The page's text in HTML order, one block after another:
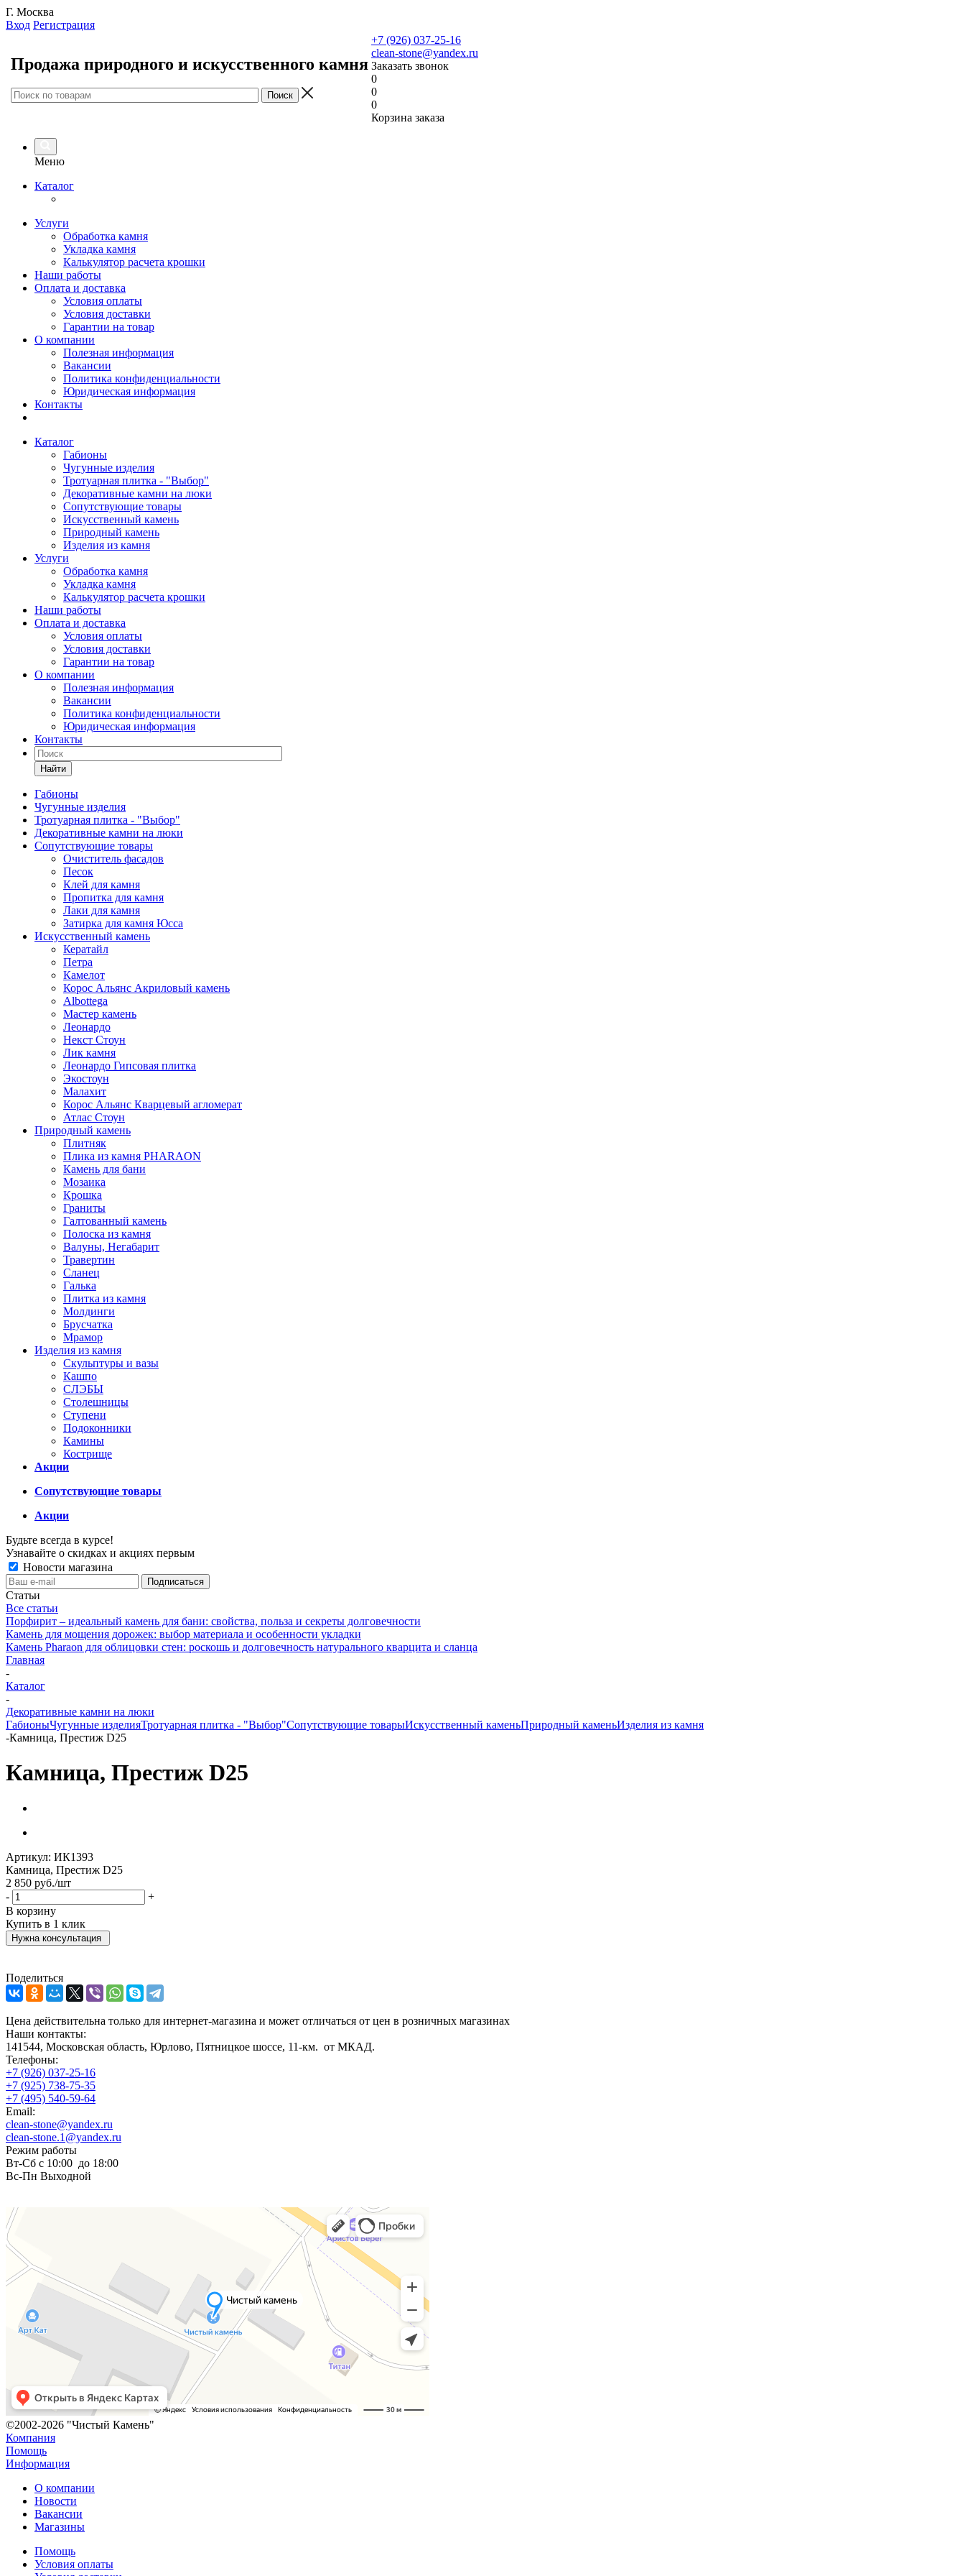
Г. Москва
Вход Регистрация
Продажа природного и искусственного камня
+7 (926) 037-25-16
clean-stone@yandex.ru
Заказать звонок
0
0
0
Корзина заказа
Меню
Каталог
Услуги
Обработка камня
Укладка камня
Калькулятор расчета крошки
Наши работы
Оплата и доставка
Условия оплаты
Условия доставки
Гарантии на товар
О компании
Полезная информация
Вакансии
Политика конфиденциальности
Юридическая информация
Контакты
Каталог
Габионы
Чугунные изделия
Тротуарная плитка - "Выбор"
Декоративные камни на люки
Сопутствующие товары
Искусственный камень
Природный камень
Изделия из камня
Услуги
Обработка камня
Укладка камня
Калькулятор расчета крошки
Наши работы
Оплата и доставка
Условия оплаты
Условия доставки
Гарантии на товар
О компании
Полезная информация
Вакансии
Политика конфиденциальности
Юридическая информация
Контакты
Найти
Габионы
Чугунные изделия
Тротуарная плитка - "Выбор"
Декоративные камни на люки
Сопутствующие товары
Очиститель фасадов
Песок
Клей для камня
Пропитка для камня
Лаки для камня
Затирка для камня Юсса
Искусственный камень
Кератайл
Петра
Камелот
Корос Альянс Акриловый камень
Albottega
Мастер камень
Леонардо
Некст Стоун
Лик камня
Леонардо Гипсовая плитка
Экостоун
Малахит
Корос Альянс Кварцевый агломерат
Атлас Стоун
Природный камень
Плитняк
Плика из камня PHARAON
Камень для бани
Мозаика
Крошка
Граниты
Галтованный камень
Полоска из камня
Валуны, Негабарит
Травертин
Сланец
Галька
Плитка из камня
Молдинги
Брусчатка
Мрамор
Изделия из камня
Скульптуры и вазы
Кашпо
СЛЭБЫ
Столешницы
Ступени
Подоконники
Камины
Кострище
Акции
Сопутствующие товары
Акции
Будьте всегда в курсе!
Узнавайте о скидках и акциях первым
Новости магазина
Статьи
Все статьи
Порфирит – идеальный камень для бани: свойства, польза и секреты долговечности
Камень для мощения дорожек: выбор материала и особенности укладки
Камень Pharaon для облицовки стен: роскошь и долговечность натурального кварцита и сланца
Главная
-
Каталог
-
Декоративные камни на люки
ГабионыЧугунные изделияТротуарная плитка - "Выбор"Сопутствующие товарыИскусственный каменьПриродный каменьИзделия из камня
-Камница, Престиж D25
Камница, Престиж D25
Артикул: ИК1393
Камница, Престиж D25
2 850 руб./шт
-
+
В корзину
Купить в 1 клик
Нужна консультация
Поделиться
Цена действительна только для интернет-магазина и может отличаться от цен в розничных магазинах
Наши контакты:
141544, Московская область, Юрлово, Пятницкое шоссе, 11-км. от МКАД.
Телефоны:
+7 (926) 037-25-16
+7 (925) 738-75-35
+7 (495) 540-59-64
Email:
clean-stone@yandex.ru
clean-stone.1@yandex.ru
Режим работы
Вт-Сб с 10:00 до 18:00
Вс-Пн Выходной
©2002-2026 "Чистый Камень"
Компания
Помощь
Информация
О компании
Новости
Вакансии
Магазины
Помощь
Условия оплаты